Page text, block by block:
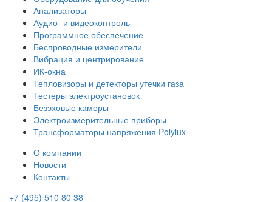
Анализаторы
Аудио- и видеоконтроль
Программное обеспечение
Беспроводные измерители
Вибрация и центрирование
ИК-окна
Тепловизоры и детекторы утечки газа
Тестеры электроустановок
Безэховые камеры
Электроизмерительные приборы
Трансформаторы напряжения Polylux
О компании
Новости
Контакты
+7 (495) 510 80 38